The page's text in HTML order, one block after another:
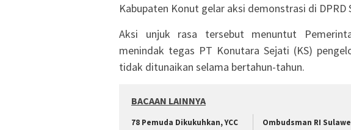
Kabupaten Konut gelar aksi demonstrasi di
Aksi unjuk rasa tersebut menuntut
menindak tegas PT Konutara Sejati (KS)
tidak ditunaikan selama bertahun-tahun.
BACAAN LAINNYA
78 Pemuda Dikukuhkan, YCC
Ombudsman RI